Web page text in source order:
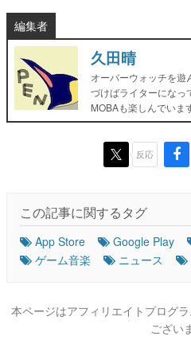
編集者
久田晴
オーバーウォッチを
づけばライターになっ
MOBAも楽しんでいま
反応
この記事に関するタグ
App Store Google Play
ゲーム音楽
ニュース
本ページはアフィリエイトプログ
ござい